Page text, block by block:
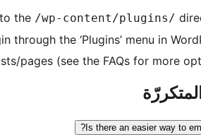
the /wp-content/plugins/
through the ‘Plugins’ menu in
pages (see the FAQs for more
Is there an easier way to